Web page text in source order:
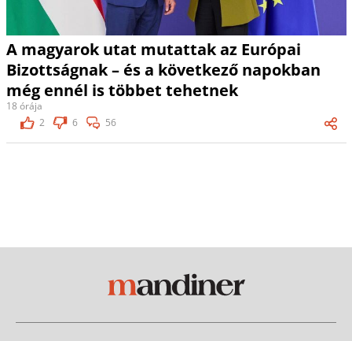
A magyarok utat mutattak az Európai
Bizottságnak – és a következő napokban
még ennél is többet tehetnek
18 órája
2
6 56